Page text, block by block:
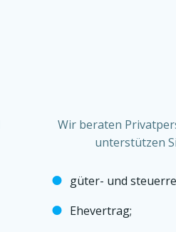
Wir beraten
unterstützen
güter- und
Ehevertrag;